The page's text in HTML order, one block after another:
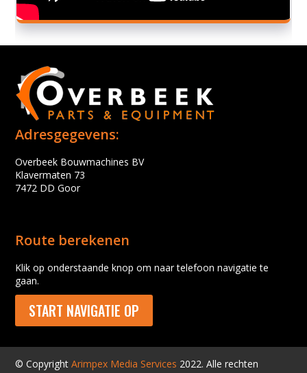
Adresgegevens:
Overbeek Bouwmachines BV
Klavermaten 73
7472 DD Goor
Route berekenen
Klik op onderstaande knop om naar telefoon navigatie te
gaan.
START NAVIGATIE OP
© CopyrightArimpex Media Services 2022. Alle rechten